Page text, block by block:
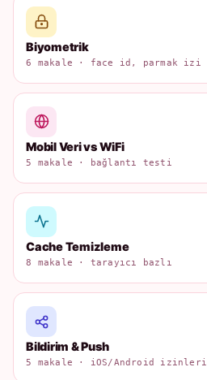
Biyometrik
6 makale · face id, parmak izi
Mobil Veri vs WiFi
5 makale · bağlantı testi
Cache Temizleme
8 makale · tarayıcı bazlı
Bildirim & Push
5 makale · iOS/Android izinleri